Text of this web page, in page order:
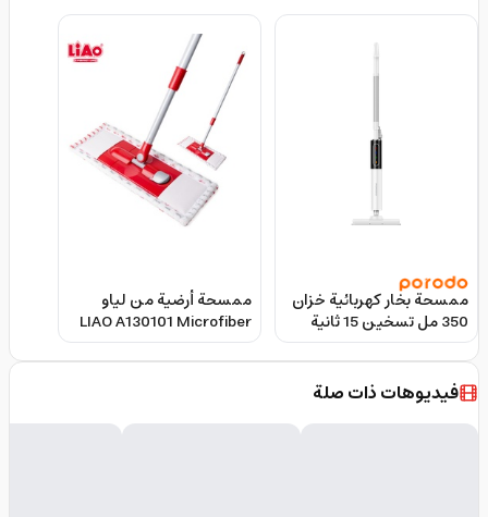
ممسحة بخار كهربائية خزان
350 مل تسخين 15 ثانية
من بورودو Porodo
Rapidsteam
Multifuctional Touch
Control Steam Mop
ممسحة أرضية من لياو
LIAO A130101 Microfiber
Flat Mop
فيديوهات ذات صلة